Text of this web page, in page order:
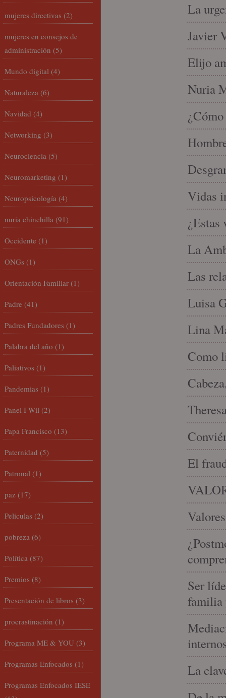
La
Javier
Elijo
Nuria
Vidas
¿Estas
La
Las
Luisa
Lina
Como
El
Ser
familia
La
mujeres directivas (2)
mujeres en consejos de
administración (5)
Mundo digital (4)
Naturaleza (6)
Navidad (4)
Networking (3)
Neurociencia (5)
Neuromarketing (1)
Neuropsicología (4)
nuria chinchilla (91)
Occidente (1)
ONGs (1)
Orientación Familiar (1)
Padre (41)
Padres Fundadores (1)
Palabra del año (1)
Paliativos (1)
Pandemias (1)
Panel I-Wil (2)
Papa Francisco (13)
Paternidad (5)
Patronal (1)
paz (17)
Películas (2)
pobreza (6)
Política (87)
Premios (8)
Presentación de libros (3)
procrastinación (1)
Programa ME & YOU (3)
Programas Enfocados (1)
Programas Enfocados IESE